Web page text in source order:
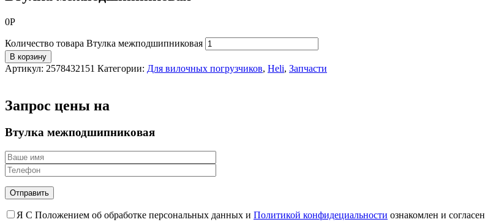
0Р
Количество товара Втулка межподшипниковая
В корзину
Артикул: 2578432151 Категории: Для вилочных погрузчиков, Heli, Запчасти
Запрос цены на
Втулка межподшипниковая
Я С Положением об обработке персональных данных и Политикой конфидециальности ознакомлен и согласен